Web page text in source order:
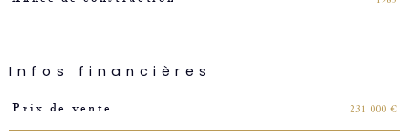
Infos financières
Caractéristiques Valeurs
Prix de vente 231 000 €